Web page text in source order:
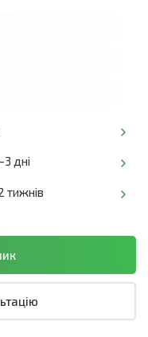
дні
тижнів